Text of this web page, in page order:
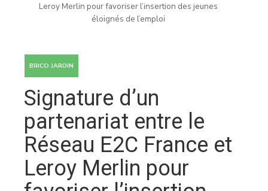
Leroy Merlin pour favoriser l’insertion des jeunes
éloignés de l’emploi
BRICO JARDIN
Signature d’un
partenariat entre le
Réseau E2C France et
Leroy Merlin pour